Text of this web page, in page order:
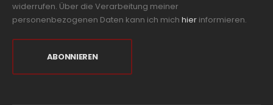
widerrufen. Über die Verarbeitung meiner
personenbezogenen Daten kann ich mich hier informieren.